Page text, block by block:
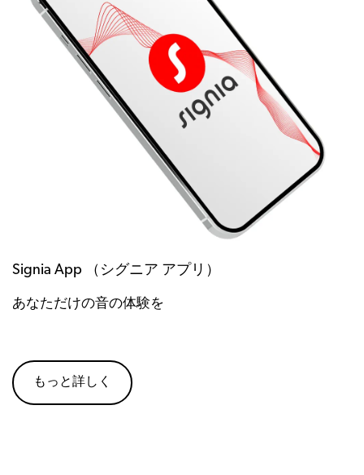
Signia App （シグニア アプリ）
あなただけの音の体験を
もっと詳しく